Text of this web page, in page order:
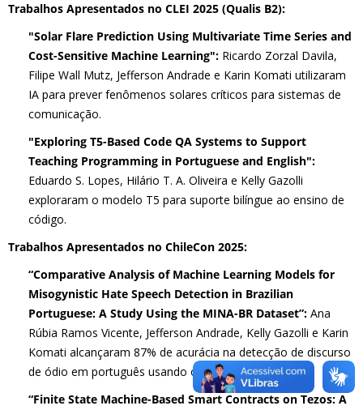
Trabalhos Apresentados no CLEI 2025 (Qualis B2):
"Solar Flare Prediction Using Multivariate Time Series and
Cost-Sensitive Machine Learning": Ricardo Zorzal Davila,
Filipe Wall Mutz, Jefferson Andrade e Karin Komati utilizaram
IA para prever fenômenos solares críticos para sistemas de
comunicação.
"Exploring T5-Based Code QA Systems to Support
Teaching Programming in Portuguese and English":
Eduardo S. Lopes, Hilário T. A. Oliveira e Kelly Gazolli
exploraram o modelo T5 para suporte bilíngue ao ensino de
código.
Trabalhos Apresentados no ChileCon 2025:
“Comparative Analysis of Machine Learning Models for
Misogynistic Hate Speech Detection in Brazilian
Portuguese: A Study Using the MINA-BR Dataset”: Ana
Rúbia Ramos Vicente, Jefferson Andrade, Kelly Gazolli e Karin
Komati alcançaram 87% de acurácia na detecção de discurso
de ódio em português usando o modelo BERTimbau.
“Finite State Machine-Based Smart Contracts on Tezos: A